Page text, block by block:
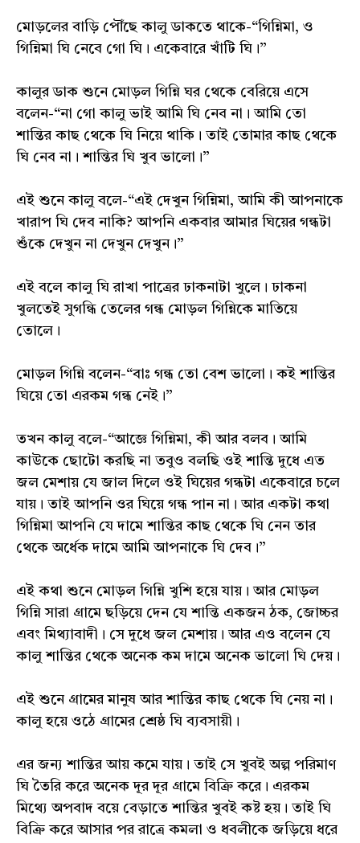
মোড়লের বাড়ি পৌঁছে কালু ডাকতে থাকে-“গিন্নিমা, ও
গিন্নিমা ঘি নেবে গো ঘি। একেবারে খাঁটি ঘি।”
কালুর ডাক শুনে মোড়ল গিন্নি ঘর থেকে বেরিয়ে এসে
বলেন-“না গো কালু ভাই আমি ঘি নেব না। আমি তো
শান্তির কাছ থেকে ঘি নিয়ে থাকি। তাই তোমার কাছ থেকে
ঘি নেব না। শান্তির ঘি খুব ভালো।”
এই শুনে কালু বলে-“এই দেখুন গিন্নিমা, আমি কী আপনাকে
খারাপ ঘি দেব নাকি? আপনি একবার আমার ঘিয়ের গন্ধটা
শুঁকে দেখুন না দেখুন দেখুন।”
এই বলে কালু ঘি রাখা পাত্রের ঢাকনাটা খুলে। ঢাকনা
খুলতেই সুগন্ধি তেলের গন্ধ মোড়ল গিন্নিকে মাতিয়ে
তোলে।
মোড়ল গিন্নি বলেন-“বাঃ গন্ধ তো বেশ ভালো। কই শান্তির
ঘিয়ে তো এরকম গন্ধ নেই।”
তখন কালু বলে-“আজ্ঞে গিন্নিমা, কী আর বলব। আমি
কাউকে ছোটো করছি না তবুও বলছি ওই শান্তি দুধে এত
জল মেশায় যে জাল দিলে ওই ঘিয়ের গন্ধটা একেবারে চলে
যায়। তাই আপনি ওর ঘিয়ে গন্ধ পান না। আর একটা কথা
গিন্নিমা আপনি যে দামে শান্তির কাছ থেকে ঘি নেন তার
থেকে অর্ধেক দামে আমি আপনাকে ঘি দেব।”
এই কথা শুনে মোড়ল গিন্নি খুশি হয়ে যায়। আর মোড়ল
গিন্নি সারা গ্ৰামে ছড়িয়ে দেন যে শান্তি একজন ঠক, জোচ্চর
এবং মিথ্যাবাদী। সে দুধে জল মেশায়। আর এও বলেন যে
কালু শান্তির থেকে অনেক কম দামে অনেক ভালো ঘি দেয়।
এই শুনে গ্ৰামের মানুষ আর শান্তির কাছ থেকে ঘি নেয় না।
কালু হয়ে ওঠে গ্ৰামের শ্রেষ্ঠ ঘি ব্যবসায়ী।
এর জন্য শান্তির আয় কমে যায়। তাই সে খুবই অল্প পরিমাণ
ঘি তৈরি করে অনেক দূর দূর গ্ৰামে বিক্রি করে। এরকম
মিথ্যে অপবাদ বয়ে বেড়াতে শান্তির খুবই কষ্ট হয়। তাই ঘি
বিক্রি করে আসার পর রাত্রে কমলা ও ধবলীকে জড়িয়ে ধরে